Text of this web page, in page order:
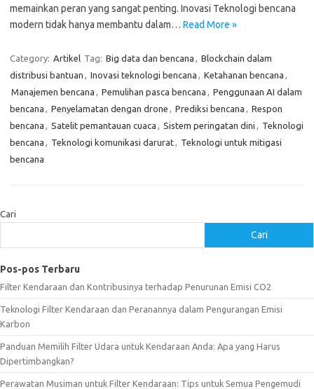
memainkan peran yang sangat penting. Inovasi Teknologi bencana
modern tidak hanya membantu dalam… Read More »
Category: Artikel Tag: Big data dan bencana , Blockchain dalam
distribusi bantuan , Inovasi teknologi bencana , Ketahanan bencana ,
Manajemen bencana , Pemulihan pasca bencana , Penggunaan AI dalam
bencana , Penyelamatan dengan drone , Prediksi bencana , Respon
bencana , Satelit pemantauan cuaca , Sistem peringatan dini , Teknologi
bencana , Teknologi komunikasi darurat, Teknologi untuk mitigasi
bencana
Cari
Cari
Pos-pos Terbaru
Filter Kendaraan dan Kontribusinya terhadap Penurunan Emisi CO2
Teknologi Filter Kendaraan dan Peranannya dalam Pengurangan Emisi
Karbon
Panduan Memilih Filter Udara untuk Kendaraan Anda: Apa yang Harus
Dipertimbangkan?
Perawatan Musiman untuk Filter Kendaraan: Tips untuk Semua Pengemudi